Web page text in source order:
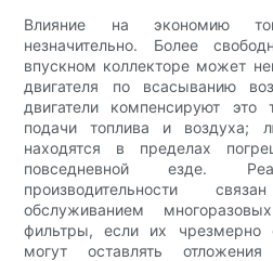
Влияние на экономию
незначительно. Более
впускном коллекторе может
двигателя по всасыванию
двигатели компенсируют это
подачи топлива и воздуха;
находятся в пределах
повседневной езде.
производительности
обслуживанием
фильтры, если их чрезмерно
могут оставлять